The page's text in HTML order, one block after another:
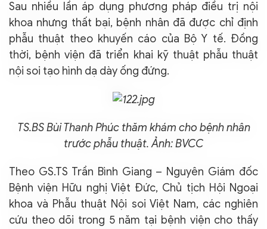
Sau nhiều lần áp dụng phương pháp điều trị nội
khoa nhưng thất bại, bệnh nhân đã được chỉ định
phẫu thuật theo khuyến cáo của Bộ Y tế. Đồng
thời, bệnh viện đã triển khai kỹ thuật phẫu thuật
nội soi tạo hình dạ dày ống đứng.
TS.BS Bùi Thanh Phúc thăm khám cho bệnh nhân
trước phẫu thuật. Ảnh: BVCC
Theo GS.TS Trần Bình Giang – Nguyên Giám đốc
Bệnh viện Hữu nghị Việt Đức, Chủ tịch Hội Ngoại
khoa và Phẫu thuật Nội soi Việt Nam, các nghiên
cứu theo dõi trong 5 năm tại bệnh viện cho thấy